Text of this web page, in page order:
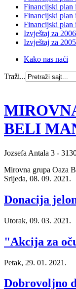
Financijski plan
Financijski plan
Financijski plan
Izvještaj za
Izvještaj za
Kako nas naći
Traži...
BELI
Jozsefa Antala 3 -
Mirovna grupa Oaza
Srijeda, 08. 09. 2021.
Donacija
Utorak, 09. 03. 2021.
"Akcija za
Petak, 29. 01. 2021.
Dobrovoljno